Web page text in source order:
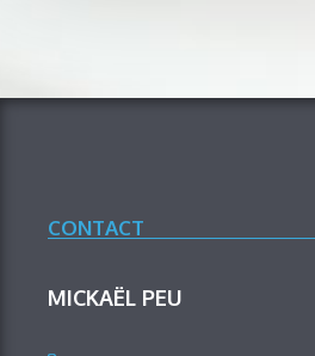
CONTACT
MICKAËL PEU